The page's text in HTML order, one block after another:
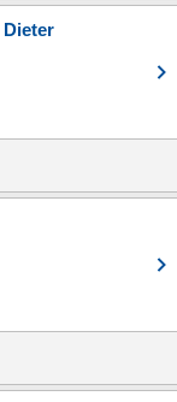
Dieter